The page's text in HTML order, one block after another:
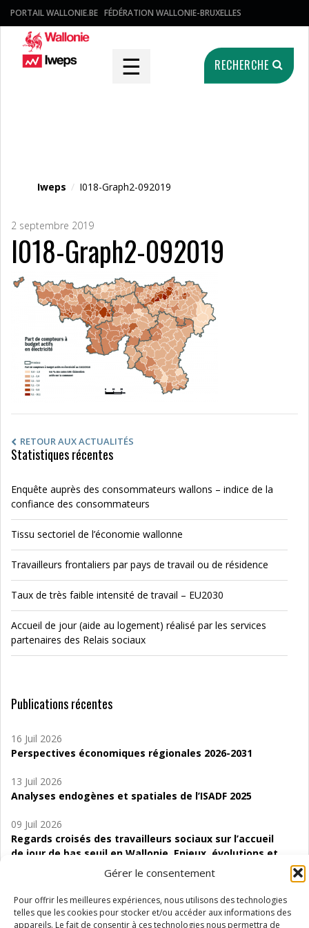
Gérer le consentement
Pour offrir les meilleures expériences, nous utilisons des technologies
telles que les cookies pour stocker et/ou accéder aux informations des
appareils. Le fait de consentir à ces technologies nous permettra de
PORTAIL WALLONIE.BE FÉDÉRATION WALLONIE-BRUXELLES
☰ RECHERCHE
Iweps / I018-Graph2-092019
2 septembre 2019
I018-Graph2-092019
RETOUR AUX ACTUALITÉS
Statistiques récentes
Enquête auprès des consommateurs wallons – indice de la
confiance des consommateurs
Tissu sectoriel de l’économie wallonne
Travailleurs frontaliers par pays de travail ou de résidence
Taux de très faible intensité de travail – EU2030
Accueil de jour (aide au logement) réalisé par les services
partenaires des Relais sociaux
Publications récentes
16 Juil 2026
Perspectives économiques régionales 2026-2031
13 Juil 2026
Analyses endogènes et spatiales de l’ISADF 2025
09 Juil 2026
Regards croisés des travailleurs sociaux sur l’accueil
de jour de bas seuil en Wallonie. Enjeux, évolutions et
06 Juil 2026
Étude d’évaluabilité des Structures
d’accompagnement à l’autocréation d’emploi (SAACE)